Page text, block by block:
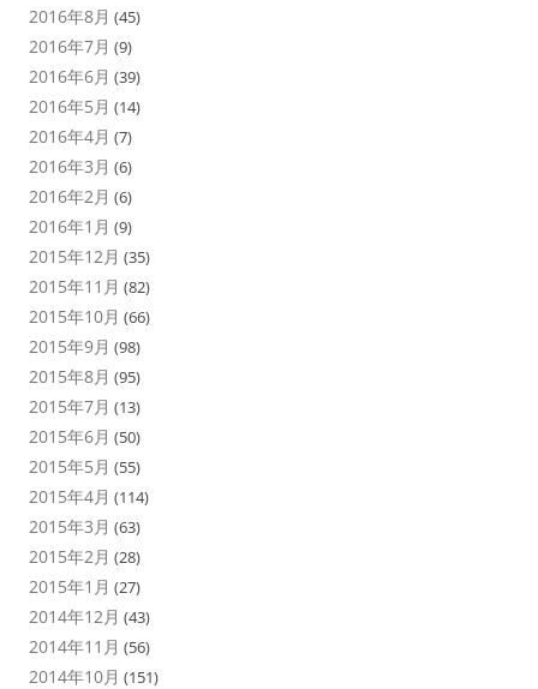
2016年8月 (45)
2016年7月 (9)
2016年6月 (39)
2016年5月 (14)
2016年4月 (7)
2016年3月 (6)
2016年2月 (6)
2016年1月 (9)
2015年12月 (35)
2015年11月 (82)
2015年10月 (66)
2015年9月 (98)
2015年8月 (95)
2015年7月 (13)
2015年6月 (50)
2015年5月 (55)
2015年4月 (114)
2015年3月 (63)
2015年2月 (28)
2015年1月 (27)
2014年12月 (43)
2014年11月 (56)
2014年10月 (151)